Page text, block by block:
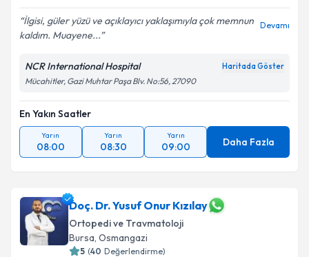
İlgisi, güler yüzü ve açıklayıcı yaklaşımıyla çok memnun
kaldım. Muayene...
Devamı
NCR International Hospital Haritada Göster
Mücahitler, Gazi Muhtar Paşa Blv. No:56, 27090
En Yakın Saatler
Yarın
08:00
Yarın
08:30
Yarın
09:00 Daha Fazla
Doç. Dr. Yusuf Onur Kızılay
Ortopedi ve Travmatoloji
Bursa, Osmangazi
5 (40 Değerlendirme)